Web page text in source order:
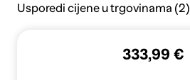
Usporedi cijene u trgovinama (2)
333,99 €